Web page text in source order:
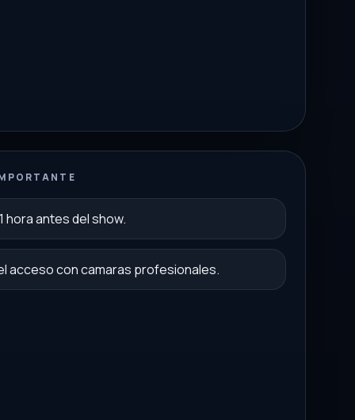
hora antes del show.
acceso con camaras profesionales.